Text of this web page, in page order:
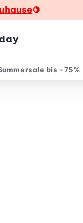
🍋
bis -75%